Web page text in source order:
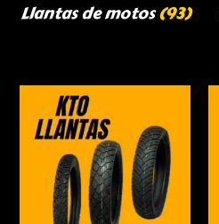
Llantas de motos(93)